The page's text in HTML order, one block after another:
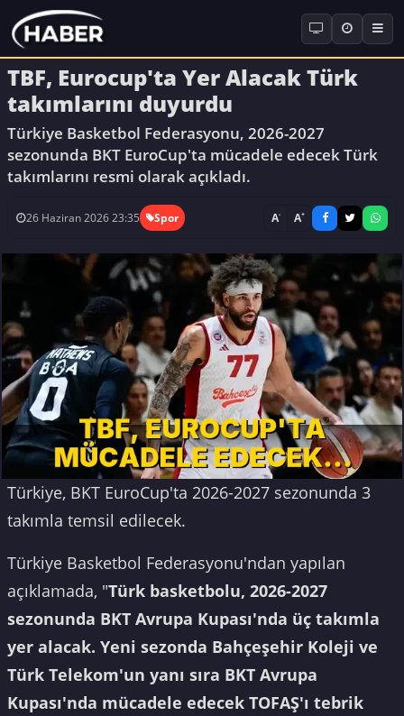
TBF, Eurocup'ta Yer Alacak Türk
takımlarını duyurdu
Türkiye Basketbol Federasyonu, 2026-2027
sezonunda BKT EuroCup'ta mücadele edecek Türk
takımlarını resmi olarak açıkladı.
26 Haziran 2026 23:35 Spor A- A+
Türkiye, BKT EuroCup'ta 2026-2027 sezonunda 3
takımla temsil edilecek.
Türkiye Basketbol Federasyonu'ndan yapılan
açıklamada, "Türk basketbolu, 2026-2027
sezonunda BKT Avrupa Kupası'nda üç takımla
yer alacak. Yeni sezonda Bahçeşehir Koleji ve
Türk Telekom'un yanı sıra BKT Avrupa
Kupası'nda mücadele edecek TOFAŞ'ı tebrik